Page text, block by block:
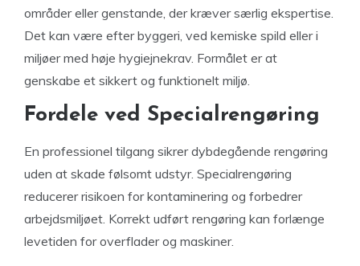
områder eller genstande, der kræver særlig ekspertise.
Det kan være efter byggeri, ved kemiske spild eller i
miljøer med høje hygiejnekrav. Formålet er at
genskabe et sikkert og funktionelt miljø.
Fordele ved Specialrengøring
En professionel tilgang sikrer dybdegående rengøring
uden at skade følsomt udstyr. Specialrengøring
reducerer risikoen for kontaminering og forbedrer
arbejdsmiljøet. Korrekt udført rengøring kan forlænge
levetiden for overflader og maskiner.